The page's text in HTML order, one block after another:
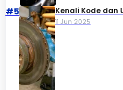
#5 Kenali Kode dan
11 Jun 2025